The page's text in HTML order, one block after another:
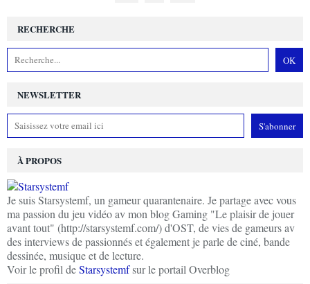
NEWSLETTER
RECHERCHE
À PROPOS
Je suis Starsystemf, un gameur quarantenaire. Je partage avec vous
ma passion du jeu vidéo av mon blog Gaming "Le plaisir de jouer
avant tout" (http://starsystemf.com/) d'OST, de vies de gameurs av
des interviews de passionnés et également je parle de ciné, bande
dessinée, musique et de lecture.
Voir le profil deStarsystemfsur le portail Overblog